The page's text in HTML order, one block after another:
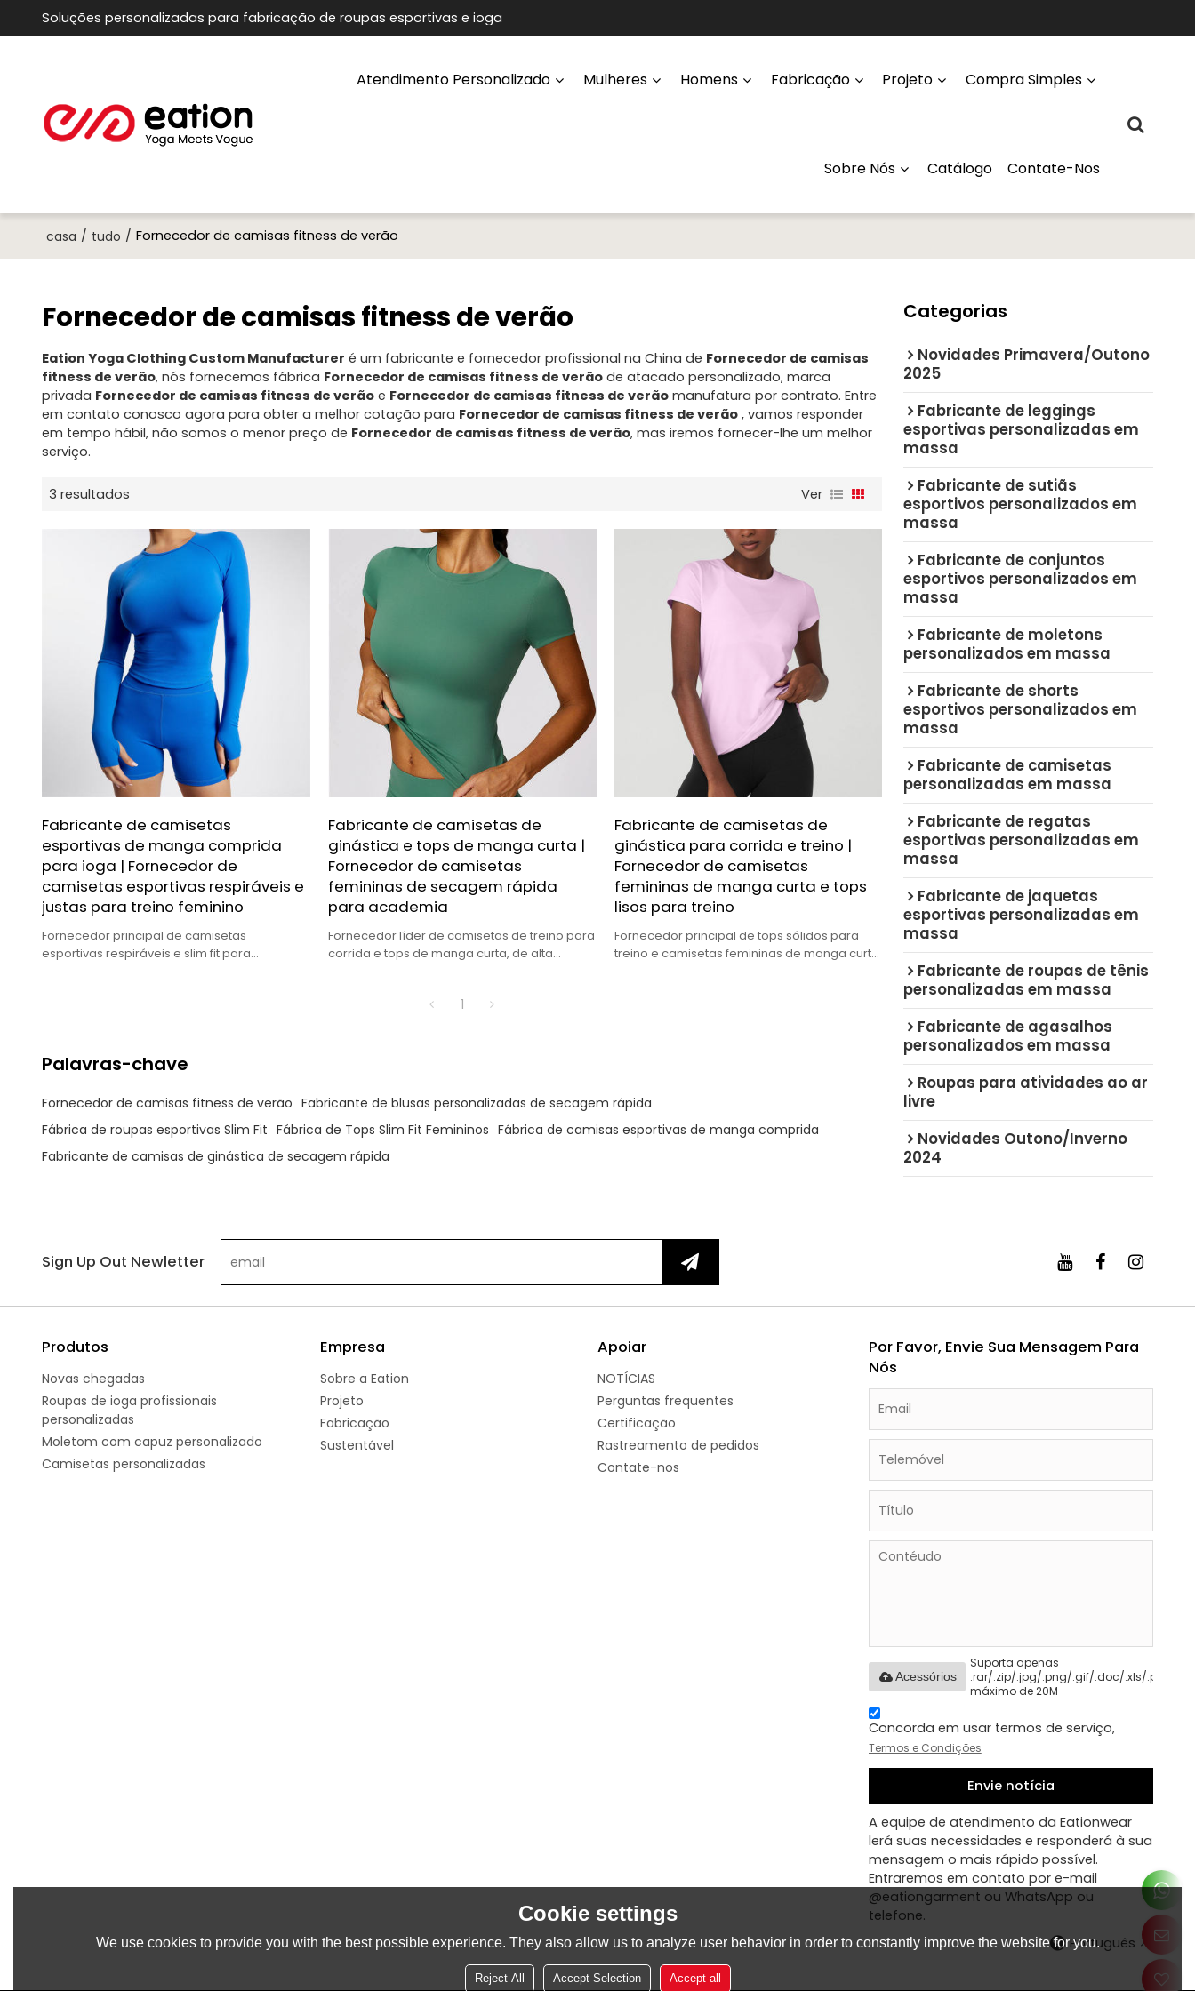
Soluções personalizadas para fabricação de roupas esportivas e ioga
Atendimento Personalizado Mulheres Homens Fabricação Projeto Compra Simples
Sobre Nós Catálogo Contate-Nos
casa / tudo / Fornecedor de camisas fitness de verão
Fornecedor de camisas fitness de verão
Eation Yoga Clothing Custom Manufacturer é um fabricante e fornecedor profissional na China de Fornecedor de camisas
fitness de verão, nós fornecemos fábrica Fornecedor de camisas fitness de verãode atacado personalizado, marca
privada Fornecedor de camisas fitness de verãoe Fornecedor de camisas fitness de verãomanufatura por contrato. Entre
em contato conosco agora para obter a melhor cotação para Fornecedor de camisas fitness de verão, vamos responder
em tempo hábil, não somos o menor preço de Fornecedor de camisas fitness de verão, mas iremos fornecer-lhe um melhor
serviço.
3 resultados Ver
Fabricante de camisetas
esportivas de manga comprida
para ioga | Fornecedor de
camisetas esportivas respiráveis e
justas para treino feminino
Fornecedor principal de camisetas
esportivas respiráveis e slim fit para
Fabricante de camisetas de
ginástica e tops de manga curta |
Fornecedor de camisetas
femininas de secagem rápida
para academia
Fornecedor líder de camisetas de treino para
corrida e tops de manga curta, de alta
Fabricante de camisetas de
ginástica para corrida e treino |
Fornecedor de camisetas
femininas de manga curta e tops
lisos para treino
Fornecedor principal de tops sólidos para
treino e camisetas femininas de manga curta,
1
Palavras-chave
Fornecedor de camisas fitness de verão Fabricante de blusas personalizadas de secagem rápida
Fábrica de roupas esportivas Slim Fit Fábrica de Tops Slim Fit Femininos Fábrica de camisas esportivas de manga comprida
Fabricante de camisas de ginástica de secagem rápida
Categorias
Novidades Primavera/Outono
2025
Fabricante de leggings
esportivas personalizadas em
massa
Fabricante de sutiãs
esportivos personalizados em
massa
Fabricante de conjuntos
esportivos personalizados em
massa
Fabricante de moletons
personalizados em massa
Fabricante de shorts
esportivos personalizados em
massa
Fabricante de camisetas
personalizadas em massa
Fabricante de regatas
esportivas personalizadas em
massa
Fabricante de jaquetas
esportivas personalizadas em
massa
Fabricante de roupas de tênis
personalizadas em massa
Fabricante de agasalhos
personalizados em massa
Roupas para atividades ao ar
livre
Novidades Outono/Inverno
2024
Sign Up Out Newletter
Produtos
Novas chegadas
Roupas de ioga profissionais
personalizadas
Moletom com capuz personalizado
Camisetas personalizadas
Empresa
Sobre a Eation
Projeto
Fabricação
Sustentável
Apoiar
NOTÍCIAS
Perguntas frequentes
Certificação
Rastreamento de pedidos
Contate-nos
Por Favor, Envie Sua Mensagem Para
Nós
Suporta apenas
.rar/.zip/.jpg/.png/.gif/.doc/.xls/.pdf,
máximo de 20M
Acessórios
Concorda em usar termos de serviço,
Termos e Condições
Envie notícia
A equipe de atendimento da Eationwear
lerá suas necessidades e responderá à sua
mensagem o mais rápido possível.
Entraremos em contato por e-mail
@eationgarment ou WhatsApp ou
telefone.
Português
Cookie settings
We use cookies to provide you with the best possible experience. They also allow us to analyze user behavior in order to constantly improve the website for you.
Reject All Accept Selection Accept all